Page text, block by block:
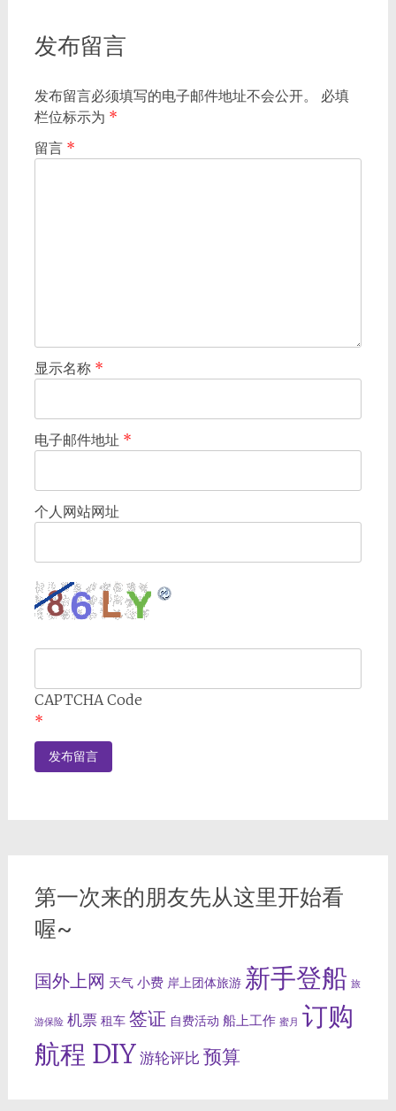
发布留言
发布留言必须填写的电子邮件地址不会公开。
必填
栏位标示为 *
留言 *
显示名称 *
电子邮件地址 *
个人网站网址
CAPTCHA Code
*
第一次来的朋友先从这里开始看
喔~
国外上网 天气 小费 岸上团体旅游 新手登船 旅
游保险 机票 租车 签证 自费活动 船上工作 蜜月 订购
航程 DIY游轮评比 预算